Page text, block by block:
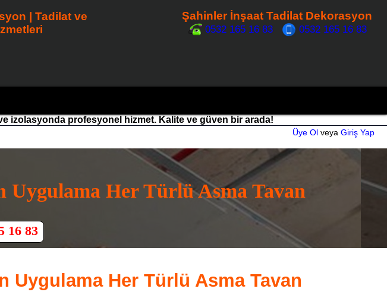
| Tadilat ve
Şahinler İnşaat Tadilat Dekorasyon
0532 165 16 83 0532 165 16 83
izolasyonda profesyonel hizmet. Kalite ve güven bir arada!
Üye Ol veya Giriş Yap
Uygulama Her Türlü Asma Tavan
16 83
Uygulama Her Türlü Asma Tavan